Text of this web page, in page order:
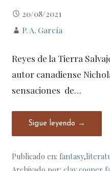
20/08/2021
P. A. García
Reyes de la Tierra
autor canadiense
sensaciones de…
Sigue leyendo →
Publicado en:fantasy,